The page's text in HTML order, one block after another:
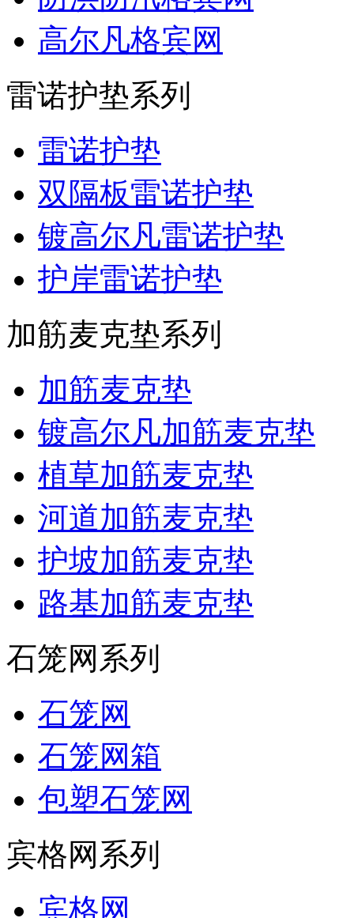
高尔凡格宾网
雷诺护垫系列
雷诺护垫
双隔板雷诺护垫
镀高尔凡雷诺护垫
护岸雷诺护垫
加筋麦克垫系列
加筋麦克垫
镀高尔凡加筋麦克垫
植草加筋麦克垫
河道加筋麦克垫
护坡加筋麦克垫
路基加筋麦克垫
石笼网系列
石笼网
石笼网箱
包塑石笼网
宾格网系列
宾格网